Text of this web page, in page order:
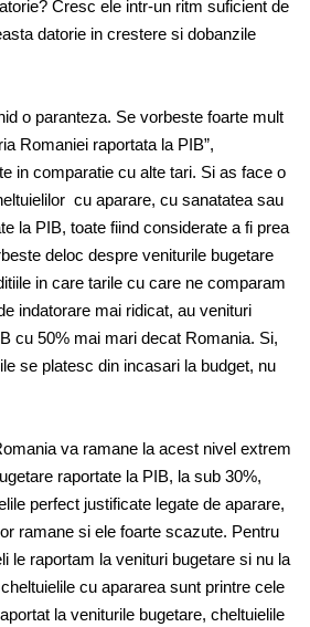
Cresc ele intr-un ritm suficient de
datorie in crestere si dobanzile
o paranteza. Se vorbeste foarte mult
Romaniei raportata la PIB”,
in comparatie cu alte tari. Si as face o
cu aparare, cu sanatatea sau
la PIB, toate fiind considerate a fi prea
deloc despre veniturile bugetare
in care tarile cu care ne comparam
indatorare mai ridicat, au venituri
cu 50% mai mari decat Romania. Si,
se platesc din incasari la budget, nu
va ramane la acest nivel extrem
raportate la PIB, la sub 30%,
perfect justificate legate de aparare,
ramane si ele foarte scazute. Pentru
le raportam la venituri bugetare si nu la
cu apararea sunt printre cele
la veniturile bugetare, cheltuielile